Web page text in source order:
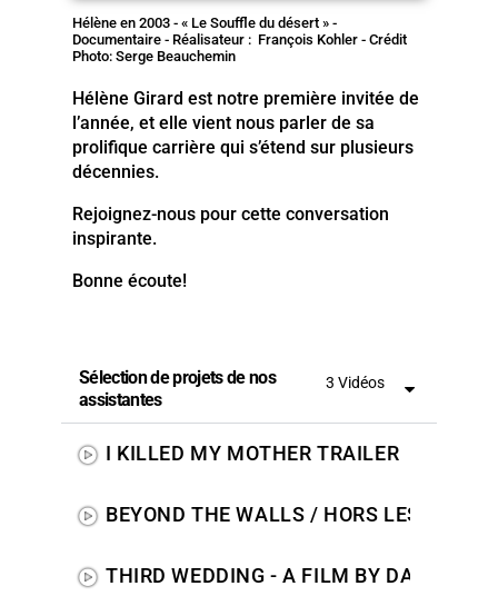
Hélène en 2003 - « Le Souffle du désert » -
Documentaire - Réalisateur : François Kohler - Crédit
Photo: Serge Beauchemin
Hélène Girard est notre première invitée de
l’année, et elle vient nous parler de sa
prolifique carrière qui s’étend sur plusieurs
décennies.
Rejoignez-nous pour cette conversation
inspirante.
Bonne écoute!
Sélection de projets de nos
assistantes
3 Vidéos
I KILLED MY MOTHER TRAILER
BEYOND THE WALLS / HORS LES MURS
THIRD WEDDING - A FILM BY DAVID